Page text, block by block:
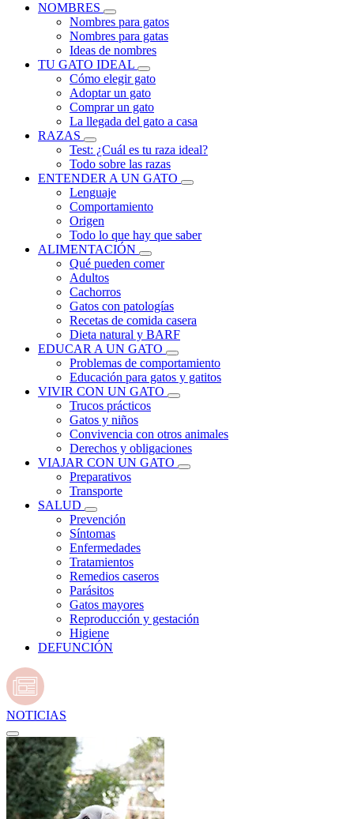
NOMBRES
Nombres para gatos
Nombres para gatas
Ideas de nombres
TU GATO IDEAL
Cómo elegir gato
Adoptar un gato
Comprar un gato
La llegada del gato a casa
RAZAS
Test: ¿Cuál es tu raza ideal?
Todo sobre las razas
ENTENDER A UN GATO
Lenguaje
Comportamiento
Origen
Todo lo que hay que saber
ALIMENTACIÓN
Qué pueden comer
Adultos
Cachorros
Gatos con patologías
Recetas de comida casera
Dieta natural y BARF
EDUCAR A UN GATO
Problemas de comportamiento
Educación para gatos y gatitos
VIVIR CON UN GATO
Trucos prácticos
Gatos y niños
Convivencia con otros animales
Derechos y obligaciones
VIAJAR CON UN GATO
Preparativos
Transporte
SALUD
Prevención
Síntomas
Enfermedades
Tratamientos
Remedios caseros
Parásitos
Gatos mayores
Reproducción y gestación
Higiene
DEFUNCIÓN
NOTICIAS